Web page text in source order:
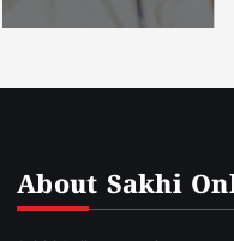
About Sakhi